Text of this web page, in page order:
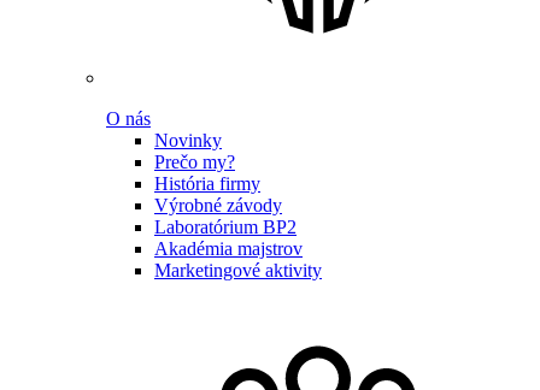
O nás
Novinky
Prečo my?
História firmy
Výrobné závody
Laboratórium BP2
Akadémia majstrov
Marketingové aktivity